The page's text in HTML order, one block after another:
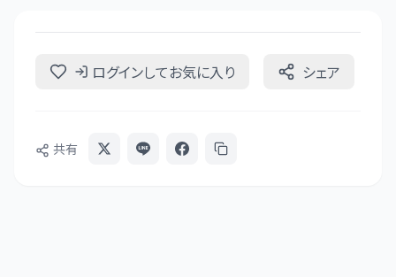
ログインしてお気に入り シェア
共有